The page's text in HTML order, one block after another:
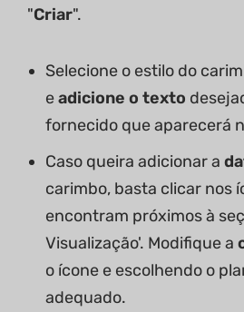
"Criar".
Selecione o estilo do
eadicione o texto
fornecido que aparecerá
Caso queira adicionar a
carimbo, basta clicar nos
encontram próximos à
Visualização'. Modifique a
o ícone e escolhendo o
adequado.